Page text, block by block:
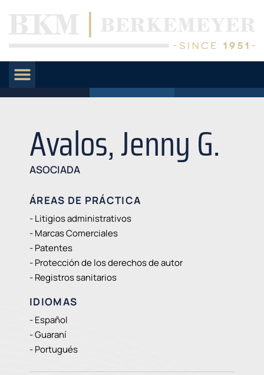
Avalos, Jenny G.
ASOCIADA
ÁREAS DE PRÁCTICA
- Litigios administrativos
- Marcas Comerciales
- Patentes
- Protección de los derechos de autor
- Registros sanitarios
IDIOMAS
- Español
- Guaraní
- Portugués